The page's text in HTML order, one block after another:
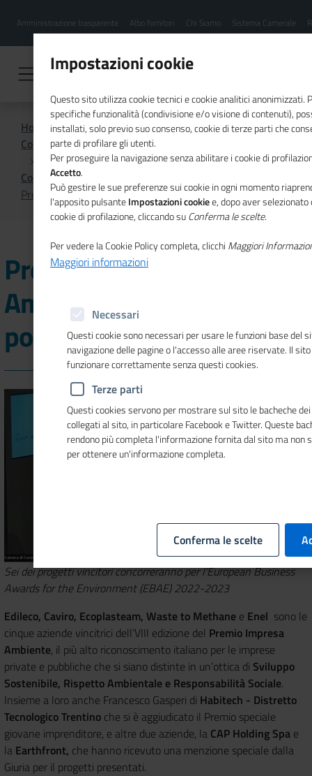
contenuto
Menu
hamburgher
Amministrazione trasparente Albo fornitori Chi Siamo Sistema Camerale
Home
Comunicazione istituzionale per il sistema camerale
Comunicati Stampa
Premio Impresa Ambiente, 5 aziende sul podio
Premio Impresa
Ambiente, 5 aziende sul
podio
Sei dei progetti vincitori concorreranno per l’European Business
Awards for the Environment (EBAE) 2022-2023
Edileco, Caviro, Ecoplasteam, Waste to Methane e Enel sono le
cinque aziende vincitrici dell’VIII edizione del Premio Impresa
Ambiente, il più alto riconoscimento italiano per le imprese
private e pubbliche che si siano distinte in un’ottica di Sviluppo
Sostenibile, Rispetto Ambientale e Responsabilità Sociale.
Insieme a loro anche Francesco Gasperi di Habitech - Distretto
Tecnologico Trentino che si è aggiudicato il Premio speciale
giovane imprenditore, e altre due aziende, la CAP Holding Spa e
la Earthfront, che hanno ricevuto una menzione speciale dalla
Giuria per il progetti presentati.
Impostazioni cookie
Questo sito utilizza cookie tecnici e cookie analitici anonimizzati.
specifiche funzionalità (condivisione e/o visione di contenuti),
installati, solo previo suo consenso, cookie di terze parti che
parte di profilare gli utenti.
Per proseguire la navigazione senza abilitare i cookie di
Accetto.
Può gestire le sue preferenze sui cookie in ogni momento
l'apposito pulsanteImpostazioni cookiee, dopo aver
cookie di profilazione, cliccando suConferma le scelte.
Per vedere la Cookie Policy completa, clicchi Maggiori
Maggiori informazioni
Necessari
Questi cookie sono necessari per usare le funzioni base del
navigazione delle pagine o l'accesso alle aree riservate. Il
funzionare correttamente senza questi cookies.
Terze parti
Questi cookies servono per mostrare sul sito le bacheche
collegati al sito, in particolare Facebook e Twitter. Queste
rendono più completa l'informazione fornita dal sito ma non
per ottenere un'informazione completa.
Conferma le scelte